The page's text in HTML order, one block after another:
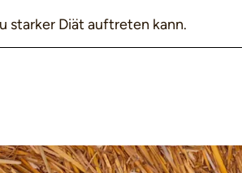
starker Diät auftreten kann.